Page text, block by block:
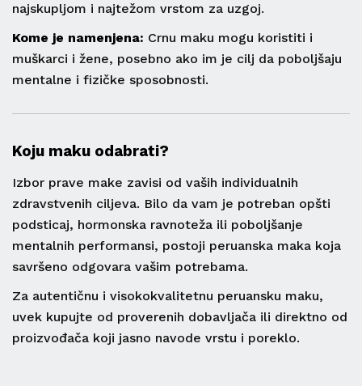
najskupljom i najtežom vrstom za uzgoj.
Kome je namenjena: Crnu maku mogu koristiti i
muškarci i žene, posebno ako im je cilj da poboljšaju
mentalne i fizičke sposobnosti.
Koju maku odabrati?
Izbor prave make zavisi od vaših individualnih
zdravstvenih ciljeva. Bilo da vam je potreban opšti
podsticaj, hormonska ravnoteža ili poboljšanje
mentalnih performansi, postoji peruanska maka koja
savršeno odgovara vašim potrebama.
Za autentičnu i visokokvalitetnu peruansku maku,
uvek kupujte od proverenih dobavljača ili direktno od
proizvođača koji jasno navode vrstu i poreklo.